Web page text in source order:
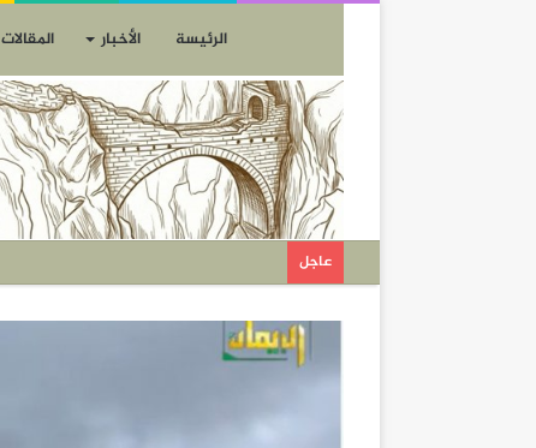
الرئيسة الأخبار المقالات
عاجل